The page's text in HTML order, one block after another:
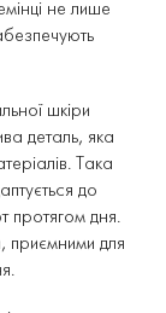
не лише
шкіри
деталь, яка
Така
до
протягом дня.
приємними для